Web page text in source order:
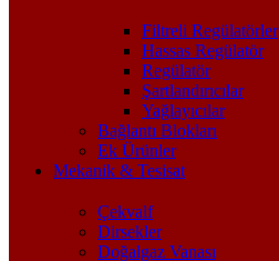
Filtreli Regülatörler
Hassas Regülatör
Regülatör
Şartlandırıcılar
Yağlayıcılar
Bağlantı Blokları
Ek Ürünler
Mekanik & Tesisat
Çekvalf
Dirsekler
Doğalgaz Vanası